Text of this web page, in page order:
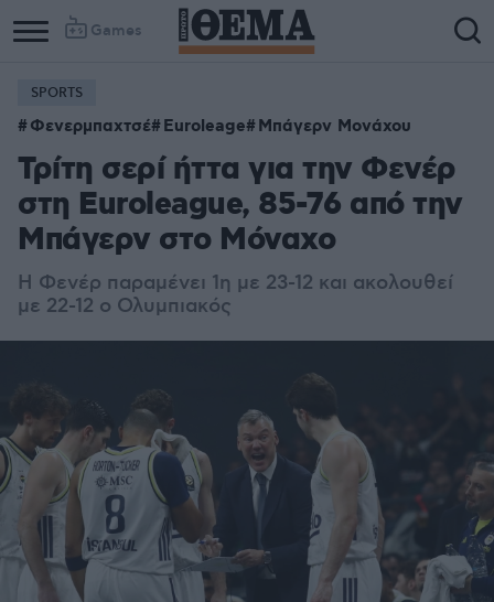
Games
SPORTS
Φενερμπαχτσέ Euroleage Μπάγερν Μονάχου
Τρίτη σερί ήττα για την Φενέρ
στη Euroleague, 85-76 από την
Μπάγερν στο Μόναχο
Η Φενέρ παραμένει 1η με 23-12 και ακολουθεί
με 22-12 ο Ολυμπιακός